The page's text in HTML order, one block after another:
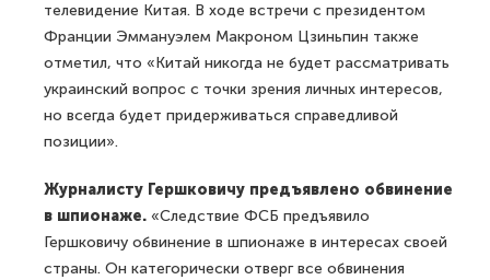
телевидение Китая. В ходе встречи с президентом
Франции Эммануэлем Макроном Цзиньпин также
отметил, что «Китай никогда не будет рассматривать
украинский вопрос с точки зрения личных интересов,
но всегда будет придерживаться справедливой
позиции».
Журналисту Гершковичу предъявлено обвинение
в шпионаже. «Следствие ФСБ предъявило
Гершковичу обвинение в шпионаже в интересах своей
страны. Он категорически отверг все обвинения